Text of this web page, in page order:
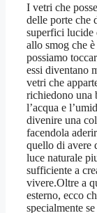
I vetri che
delle porte che
superfici lucide
allo smog che
possiamo
essi diventano
vetri che
richiedono una
l’acqua e
divenire una
facendola
quello di avere
luce naturale
sufficiente a
vivere.Oltre a
esterno, ecco
specialmente